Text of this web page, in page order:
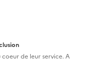
coeur de leur service. A